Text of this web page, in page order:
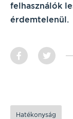
felhasználók
érdemtelenül.
Hatékonyság